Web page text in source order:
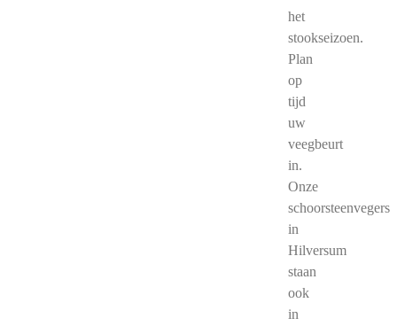
het
stookseizoen.
Plan
op
tijd
uw
veegbeurt
in.
Onze
schoorsteenvegers
in
Hilversum
staan
ook
in